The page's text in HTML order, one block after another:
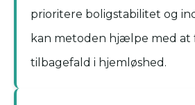
prioritere boligstabilitet og
kan metoden hjælpe med at
tilbagefald i hjemløshed.